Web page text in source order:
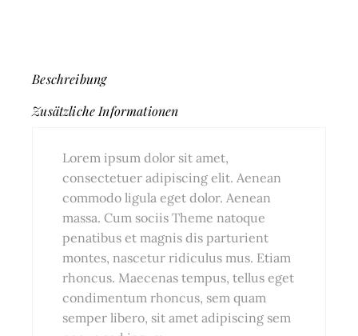
Beschreibung
Zusätzliche Informationen
Lorem ipsum dolor sit amet,
consectetuer adipiscing elit. Aenean
commodo ligula eget dolor. Aenean
massa. Cum sociis Theme natoque
penatibus et magnis dis parturient
montes, nascetur ridiculus mus. Etiam
rhoncus. Maecenas tempus, tellus eget
condimentum rhoncus, sem quam
semper libero, sit amet adipiscing sem